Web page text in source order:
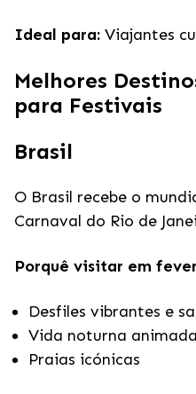
Ideal para: Viajantes
Melhores
para Festivais
Brasil
O Brasil recebe o
Carnaval do Rio de
Porquê visitar em
Desfiles vibrantes e
Vida noturna animada
Praias icónicas